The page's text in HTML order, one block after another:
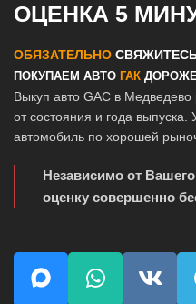
ОЦЕНКА 5
ОБЯЗАТЕЛЬНО
ПОКУПАЕМ АВТО ГАК
Выкуп авто GAC в
от состояния и года
автомобиль по хорошей
Независимо от
оценку совершенно